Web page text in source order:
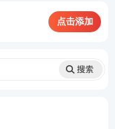
点击添加